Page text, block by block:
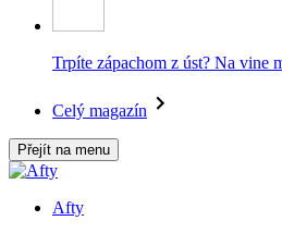
Trpíte zápachom z úst? Na vine
Celý magazín
Přejít na menu
Afty